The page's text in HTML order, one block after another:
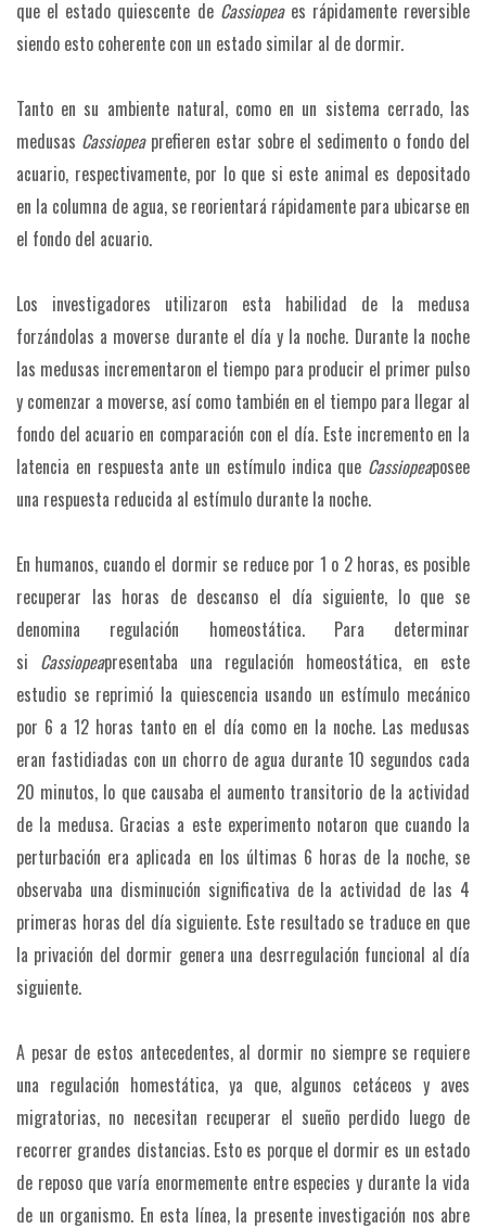
que el estado quiescente de Cassiopeaes rápidamente reversible
siendo esto coherente con un estado similar al de dormir.
Tanto en su ambiente natural, como en un sistema cerrado, las
medusas Cassiopeaprefieren estar sobre el sedimento o fondo del
acuario, respectivamente, por lo que si este animal es depositado
en la columna de agua, se reorientará rápidamente para ubicarse en
el fondo del acuario.
Los investigadores utilizaron esta habilidad de la medusa
forzándolas a moverse durante el día y la noche. Durante la noche
las medusas incrementaron el tiempo para producir el primer pulso
y comenzar a moverse, así como también en el tiempo para llegar al
fondo del acuario en comparación con el día. Este incremento en la
latencia en respuesta ante un estímulo indica que Cassiopeaposee
una respuesta reducida al estímulo durante la noche.
En humanos, cuando el dormir se reduce por 1 o 2 horas, es posible
recuperar las horas de descanso el día siguiente, lo que se
denomina regulación homeostática. Para determinar
si Cassiopeapresentaba una regulación homeostática, en este
estudio se reprimió la quiescencia usando un estímulo mecánico
por 6 a 12 horas tanto en el día como en la noche. Las medusas
eran fastidiadas con un chorro de agua durante 10 segundos cada
20 minutos, lo que causaba el aumento transitorio de la actividad
de la medusa. Gracias a este experimento notaron que cuando la
perturbación era aplicada en los últimas 6 horas de la noche, se
observaba una disminución significativa de la actividad de las 4
primeras horas del día siguiente. Este resultado se traduce en que
la privación del dormir genera una desrregulación funcional al día
siguiente.
A pesar de estos antecedentes, al dormir no siempre se requiere
una regulación homestática, ya que, algunos cetáceos y aves
migratorias, no necesitan recuperar el sueño perdido luego de
recorrer grandes distancias. Esto es porque el dormir es un estado
de reposo que varía enormemente entre especies y durante la vida
de un organismo. En esta línea, la presente investigación nos abre